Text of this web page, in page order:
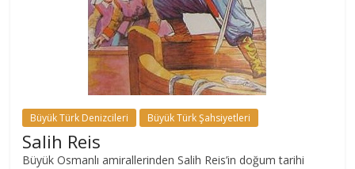
Büyük Türk Denizcileri Büyük Türk Şahsiyetleri
Salih Reis
Büyük Osmanlı amirallerinden Salih Reis’in doğum tarihi